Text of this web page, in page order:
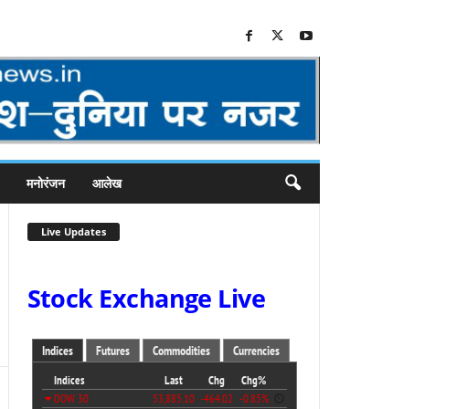
मनोरंजन आलेख
Live Updates
Stock Exchange Live